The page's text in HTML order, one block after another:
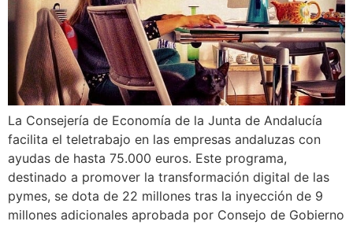
La Consejería de Economía de la Junta de Andalucía
facilita el teletrabajo en las empresas andaluzas con
ayudas de hasta 75.000 euros. Este programa,
destinado a promover la transformación digital de las
pymes, se dota de 22 millones tras la inyección de 9
millones adicionales aprobada por Consejo de Gobierno